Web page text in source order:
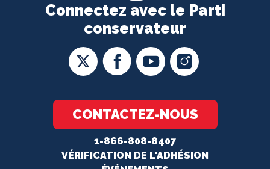
Connectez avec le Parti
conservateur
CONTACTEZ-NOUS
1-866-808-8407
VÉRIFICATION DE L'ADHÉSION